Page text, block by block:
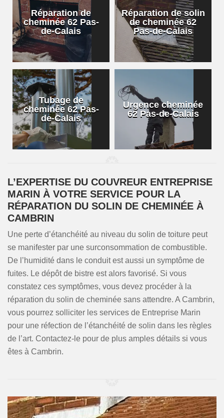
Réparation de
cheminée 62 Pas-
de-Calais
Réparation de solin
de cheminée 62
Pas-de-Calais
Tubage de
cheminée 62 Pas-
de-Calais
Urgence cheminée
62 Pas-de-Calais
L’EXPERTISE DU COUVREUR ENTREPRISE
MARIN À VOTRE SERVICE POUR LA
RÉPARATION DU SOLIN DE CHEMINÉE À
CAMBRIN
Une perte d’étanchéité au niveau du solin de toiture peut
se manifester par une surconsommation de combustible.
De l’humidité dans le conduit est aussi un symptôme de
fuites. Le dépôt de bistre est alors favorisé. Si vous
constatez ces symptômes, vous devez procéder à la
réparation du solin de cheminée sans attendre. A Cambrin,
vous pourrez solliciter les services de Entreprise Marin
pour une réfection de l’étanchéité de solin dans les règles
de l’art. Contactez-le pour de plus amples détails si vous
êtes à Cambrin.